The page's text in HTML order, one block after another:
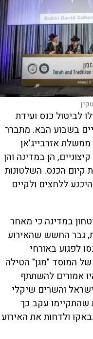
לביטול כנס ועידת
בשבוע הבא. מתברר
אזרבייג'אן
הן במדינה והן
קיום הכנס. השלטונות
ללחצים ולקיים
במדינה כי מאחר
גבר החשש שהאירוע
לפגוע באורחי
המוסד "מגן" הטילה
אמורים להשתתף
והשרים שיקלי
שהתקיימו עקב כך
ולדחות את האירוע